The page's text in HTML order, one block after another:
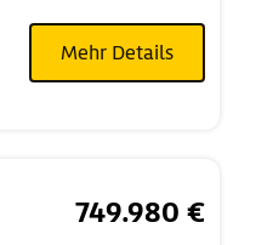
Mehr Details
749.980 €